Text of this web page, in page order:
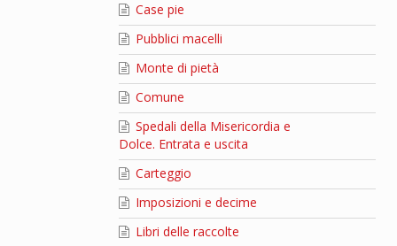
Case pie
Pubblici macelli
Monte di pietà
Comune
Spedali della Misericordia e
Dolce. Entrata e uscita
Carteggio
Imposizioni e decime
Libri delle raccolte